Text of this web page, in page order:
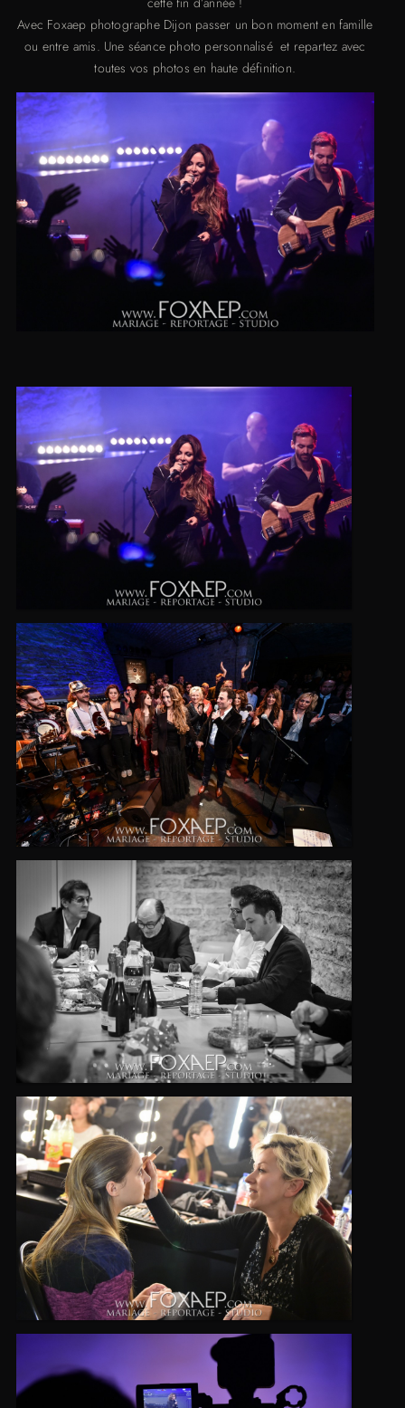
Avec Foxaep photographe Dijon passer un bon moment en famille
ou entre amis. Une séance photo personnalisé et repartez avec
toutes vos photos en haute définition.